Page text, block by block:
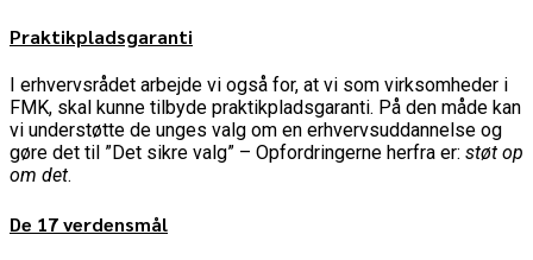
Praktikpladsgaranti
I erhvervsrådet arbejde vi også for, at vi som virksomheder i
FMK, skal kunne tilbyde praktikpladsgaranti. På den måde kan
vi understøtte de unges valg om en erhvervsuddannelse og
gøre det til ”Det sikre valg” – Opfordringerne herfra er: støt op
om det.
De 17 verdensmål